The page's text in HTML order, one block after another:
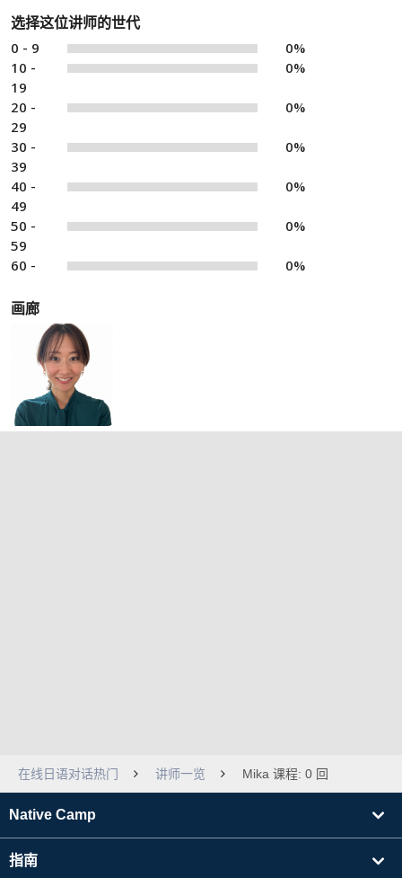
选择这位讲师的世代
0 - 9
0%
10 -
19
0%
20 -
29
0%
30 -
39
0%
40 -
49
0%
50 -
59
0%
60 - 0%
画廊
在线日语对话热门 讲师一览 Mika 课程: 0 回
Native Camp
指南